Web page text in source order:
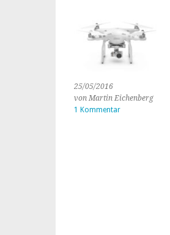
25/05/2016
von Martin Eichenberg
1 Kommentar